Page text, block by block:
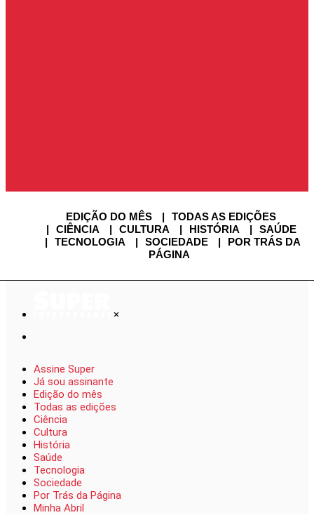
EDIÇÃO DO MÊS
TODAS AS EDIÇÕES
CIÊNCIA
CULTURA HISTÓRIA
SAÚDE
TECNOLOGIA
SOCIEDADE
POR TRÁS DA
PÁGINA
×
Assine Super
Já sou assinante
Edição do mês
Todas as edições
Ciência
Cultura
História
Saúde
Tecnologia
Sociedade
Por Trás da Página
Minha Abril